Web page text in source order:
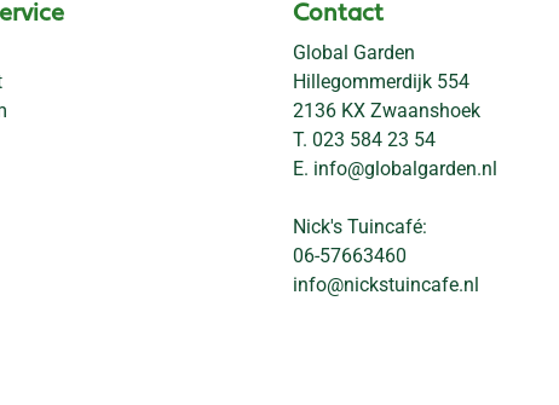
Contact
Global Garden
Hillegommerdijk 554
2136 KX Zwaanshoek
T. 023 584 23 54
E. info@globalgarden.nl
Nick's Tuincafé:
06-57663460
info@nickstuincafe.nl